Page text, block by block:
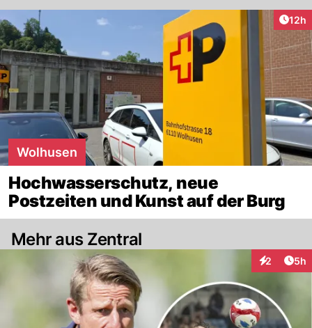
12h
Wolhusen
Hochwasserschutz, neue
Postzeiten und Kunst auf der Burg
Mehr aus Zentral
2 5h